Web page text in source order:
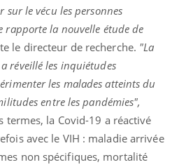
le vécu les personnes
rapporte la nouvelle étude de
le directeur de recherche. "La
réveillé les inquiétudes
les malades atteints du
entre les pandémies",
termes, la Covid-19 a réactivé
avec le VIH : maladie arrivée
non spécifiques, mortalité